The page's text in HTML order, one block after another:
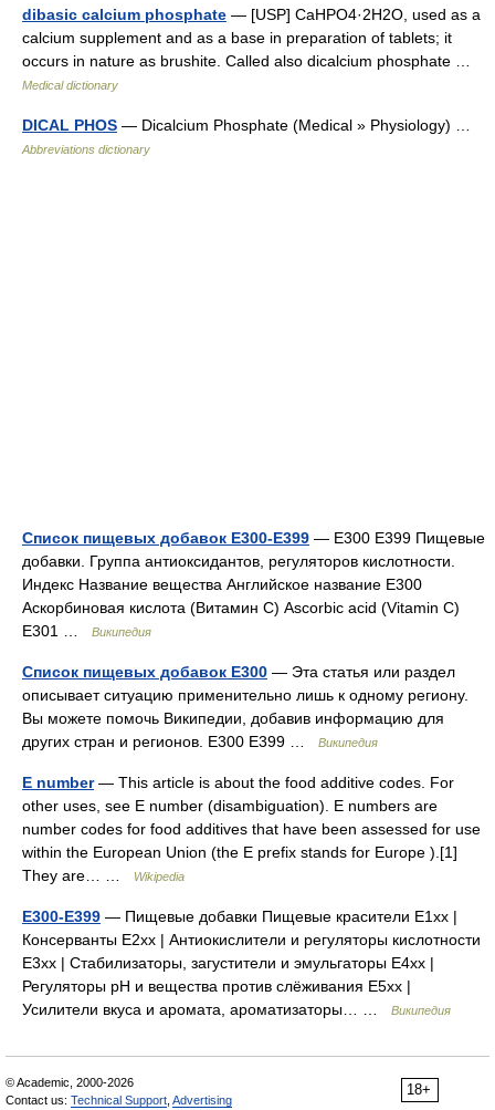
dibasic calcium phosphate — [USP] CaHPO4·2H2O, used as a
calcium supplement and as a base in preparation of tablets; it
occurs in nature as brushite. Called also dicalcium phosphate …
Medical dictionary
DICAL PHOS — Dicalcium Phosphate (Medical » Physiology) …
Abbreviations dictionary
Список пищевых добавок E300-E399 — E300 E399 Пищевые
добавки. Группа антиоксидантов, регуляторов кислотности.
Индекс Название вещества Английское название E300
Аскорбиновая кислота (Витамин C) Ascorbic acid (Vitamin C)
E301 …
Википедия
Список пищевых добавок E300 — Эта статья или раздел
описывает ситуацию применительно лишь к одному региону.
Вы можете помочь Википедии, добавив информацию для
других стран и регионов. E300 E399 …
Википедия
E number— This article is about the food additive codes. For
other uses, see E number (disambiguation). E numbers are
number codes for food additives that have been assessed for use
within the European Union (the E prefix stands for Europe ).[1]
They are… …
Wikipedia
Е300-Е399 — Пищевые добавки Пищевые красители E1xx |
Консерванты E2xx | Антиокислители и регуляторы кислотности
E3xx | Стабилизаторы, загустители и эмульгаторы E4xx |
Регуляторы рН и вещества против слёживания E5xx |
Усилители вкуса и аромата, ароматизаторы… …
Википедия
18+
© Academic, 2000-2026
Contact us: Technical Support Advertising